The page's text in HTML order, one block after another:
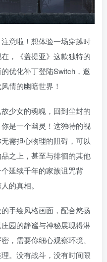
意啦！想体验一场穿越时
，《盖提亚》这款独特的
优化补丁登陆Switch，邀
情的幽暗世界！
少女的魂魄，回到尘封的
是一个幽灵！这独特的视
需担心物理的阻碍，可以
之上，甚至与徘徊的其他
延续千年的家族诅咒背
的真相。
手绘风格画面，配合悠扬
园的静谧与神秘展现得淋
，需要你细心观察环境、
。没有战斗，没有时间限